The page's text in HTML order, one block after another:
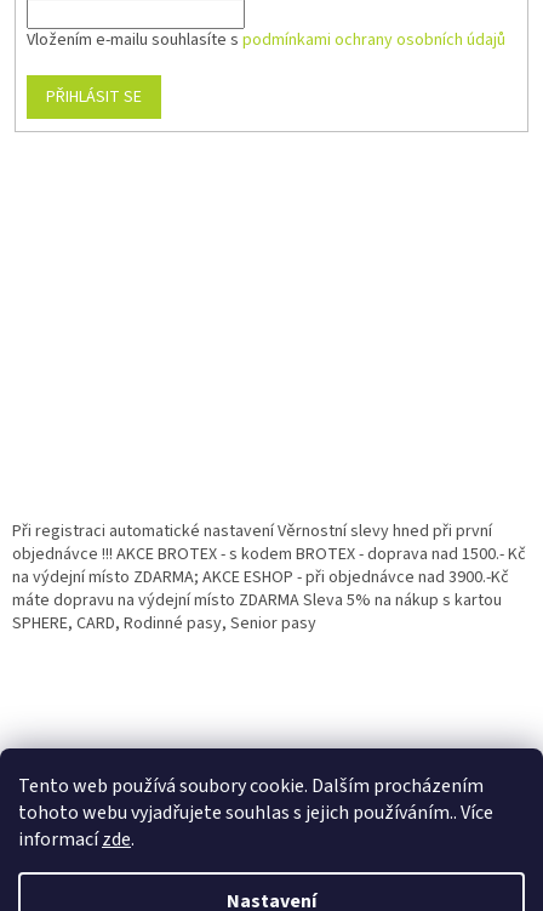
Tento web používá soubory cookie. Dalším procházením
tohoto webu vyjadřujete souhlas s jejich používáním.. Více
informacízde.
Nastavení
Vložením e-mailu souhlasíte s podmínkami ochrany osobních údajů
PŘIHLÁSIT SE
Při registraci automatické nastavení Věrnostní slevy hned při první
objednávce !!! AKCE BROTEX - s kodem BROTEX - doprava nad 1500.- Kč
na výdejní místo ZDARMA; AKCE ESHOP - při objednávce nad 3900.-Kč
máte dopravu na výdejní místo ZDARMA Sleva 5% na nákup s kartou
SPHERE, CARD, Rodinné pasy, Senior pasy